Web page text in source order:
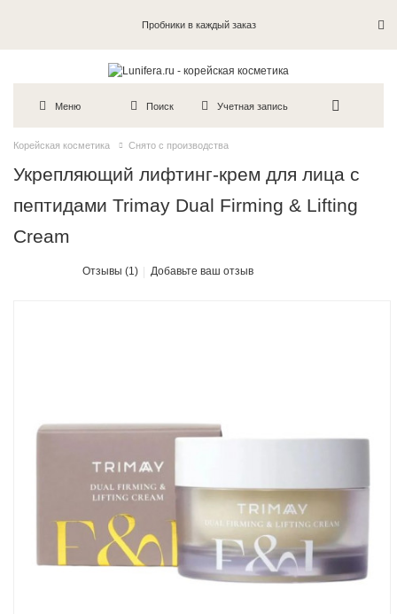
Пробники в каждый заказ
Меню Поиск Учетная запись
Корейская косметика Снято с производства
Укрепляющий лифтинг-крем для лица с
пептидами Trimay Dual Firming & Lifting
Cream
Отзывы (1) Добавьте ваш отзыв